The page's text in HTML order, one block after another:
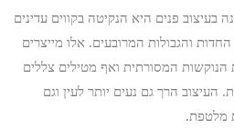
פנים היא הנקיטה בקווים עדינים
החדות והגבולות המרובעים. אלו מייצרים
הנוקשות המסורתית ואף מטילים צללים
העיצוב הרך גם נעים יותר לעין וגם
מלטפת.